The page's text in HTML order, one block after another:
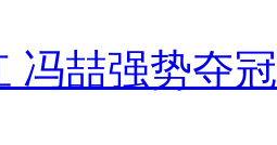
冯喆强势夺冠